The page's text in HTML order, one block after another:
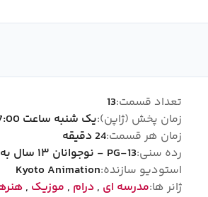
تعداد قسمت:13
زمان پخش (ژاپن):یک شنبه ساعت 17:00
زمان هر قسمت:24 دقیقه
رده سنی:PG-13 - نوجوانان ۱۳ سال به بالا
استودیو سازنده:Kyoto Animation
ژانر ها:مدرسه ای ,درام , موزیک ,